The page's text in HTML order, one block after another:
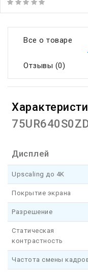
Все о товаре
Отзывы (0)
Дисплей
Upscaling до 4K
Покрытие экрана
Разрешение
Статическая
контрастность
Частота смены